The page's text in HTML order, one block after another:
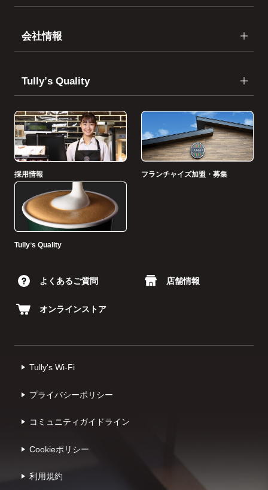
会社情報
Tullyʼs Quality
採用情報 フランチャイズ加盟・募集
Tullyʼs Quality
よくあるご質問 店舗情報
オンラインストア
Tully's Wi-Fi
プライバシーポリシー
コミュニティガイドライン
Cookieポリシー
利⽤規約